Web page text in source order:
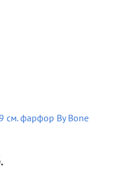
см. фарфор By Bone